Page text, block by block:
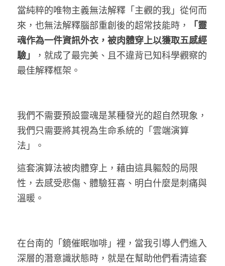
當純粹的唯物主義無法解釋「主觀的我」從何而
來，也無法解釋腦部重創後的超常技能時，
「靈
魂作為一件資訊外衣，被肉體穿上以獲取五感經
驗」
，就成了最完美、且不違背已知科學觀察的
最佳解釋框架。
我們不需要預設靈魂是某種發光的超自然現象，
我們只需要將其視為生命系統的「雲端演算
法」。
這套演算法被肉體穿上，藉由這具軀殼的局限
性，去感受悲傷、體驗狂喜、明白什麼是刺痛與
溫暖。
在台南的「鏡催眠咖啡」裡，當我引導人們進入
深層的潛意識狀態時，就是在幫助他們看清這套